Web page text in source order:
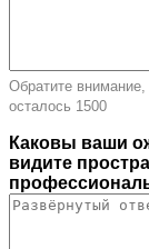
Обратите
осталось 1500
Каковы ваши
видите